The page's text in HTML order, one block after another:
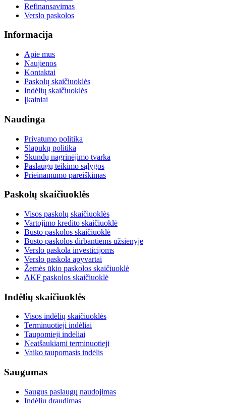
Refinansavimas
Verslo paskolos
Informacija
Apie mus
Naujienos
Kontaktai
Paskolų skaičiuoklės
Indėlių skaičiuoklės
Įkainiai
Naudinga
Privatumo politika
Slapukų politika
Skundų nagrinėjimo tvarka
Paslaugų teikimo sąlygos
Prieinamumo pareiškimas
Paskolų skaičiuoklės
Visos paskolų skaičiuoklės
Vartojimo kredito skaičiuoklė
Būsto paskolos skaičiuoklė
Būsto paskolos dirbantiems užsienyje
Verslo paskola investicijoms
Verslo paskola apyvartai
Žemės ūkio paskolos skaičiuoklė
AKF paskolos skaičiuoklė
Indėlių skaičiuoklės
Visos indėlių skaičiuoklės
Terminuotieji indėliai
Taupomieji indėliai
Neatšaukiami terminuotieji
Vaiko taupomasis indėlis
Saugumas
Saugus paslaugų naudojimas
Indėlių draudimas